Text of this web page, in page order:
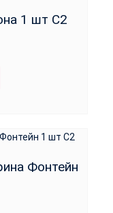
1 шт С2
Фонтейн